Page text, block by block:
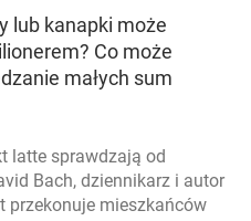
lub kanapki może
Co może
małych sum
latte sprawdzają od
Bach, dziennikarz i autor
mieszkańców